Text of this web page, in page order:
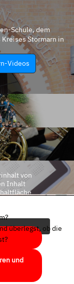
Schule, dem
Stormarn in
Videos
von
Inhalt
und
überlegst, ob die